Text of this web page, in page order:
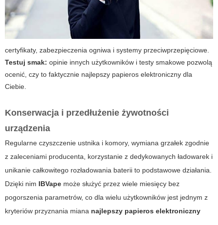
certyfikaty, zabezpieczenia ogniwa i systemy przeciwprzepięciowe.
Testuj smak: opinie innych użytkowników i testy smakowe pozwolą
ocenić, czy to faktycznie najlepszy papieros elektroniczny dla
Ciebie.
Konserwacja i przedłużenie żywotności
urządzenia
Regularne czyszczenie ustnika i komory, wymiana grzałek zgodnie
z zaleceniami producenta, korzystanie z dedykowanych ładowarek i
unikanie całkowitego rozładowania baterii to podstawowe działania.
Dzięki nim IBVape może służyć przez wiele miesięcy bez
pogorszenia parametrów, co dla wielu użytkowników jest jednym z
kryteriów przyznania miana najlepszy papieros elektroniczny